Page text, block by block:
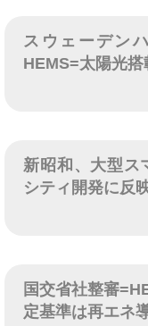
スウェーデン
HEMS=太陽光
新昭和、大型ス
シティ開発に反
国交省社整審
定基準は再エネ